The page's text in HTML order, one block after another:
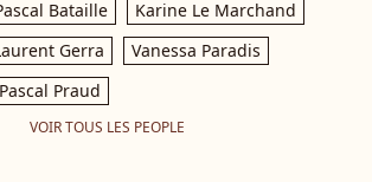
Bataille
Karine Le Marchand
Gerra
Vanessa Paradis
Pascal Praud
VOIR TOUS LES PEOPLE